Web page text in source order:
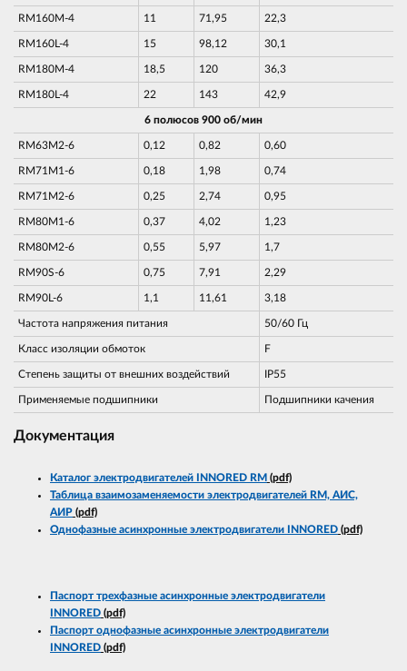
RM160M-4 11 71,95 22,3
RM160L-4 15 98,12 30,1
RM180M-4 18,5 120 36,3
RM180L-4 22 143 42,9
6 полюсов 900 об/мин
RM63M2-6 0,12 0,82 0,60
RM71M1-6 0,18 1,98 0,74
RM71M2-6 0,25 2,74 0,95
RM80M1-6 0,37 4,02 1,23
RM80M2-6 0,55 5,97 1,7
RM90S-6 0,75 7,91 2,29
RM90L-6 1,1 11,61 3,18
Частота напряжения питания 50/60 Гц
Класс изоляции обмоток F
Степень защиты от внешних воздействий IP55
Применяемые подшипники Подшипники качения
Документация
Каталог электродвигателей INNORED RM (pdf)
Таблица взаимозаменяемости электродвигателей RM, АИС,
АИР (pdf)
Однофазные асинхронные электродвигатели INNORED (pdf)
Паспорт трехфазные асинхронные электродвигатели
INNORED (pdf)
Паспорт однофазные асинхронные электродвигатели
INNORED (pdf)